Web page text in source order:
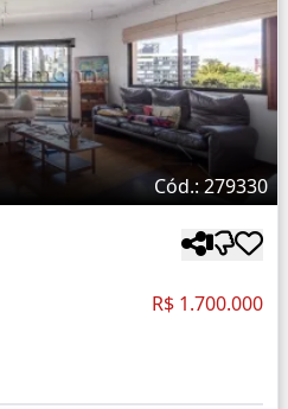
Cód.: 279330
R$ 1.700.000